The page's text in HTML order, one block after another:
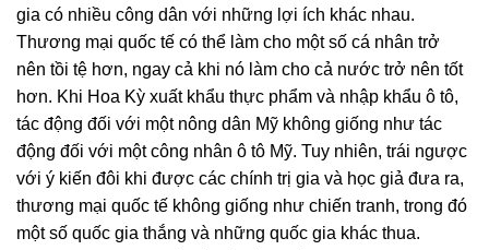
gia có nhiều công dân với những lợi ích khác nhau.
Thương mại quốc tế có thể làm cho một số cá nhân trở
nên tồi tệ hơn, ngay cả khi nó làm cho cả nước trở nên tốt
hơn. Khi Hoa Kỳ xuất khẩu thực phẩm và nhập khẩu ô tô,
tác động đối với một nông dân Mỹ không giống như tác
động đối với một công nhân ô tô Mỹ. Tuy nhiên, trái ngược
với ý kiến đôi khi được các chính trị gia và học giả đưa ra,
thương mại quốc tế không giống như chiến tranh, trong đó
một số quốc gia thắng và những quốc gia khác thua.